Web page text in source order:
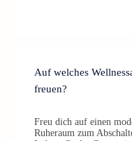
Auf welches
freuen?
Freu dich auf einen
Ruheraum zum